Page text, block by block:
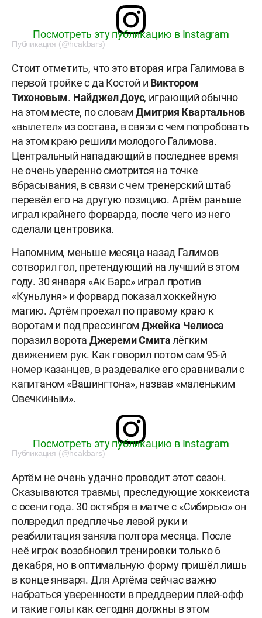
Посмотреть эту публикацию в Instagram
Публикация (@hcakbars)
Стоит отметить, что это вторая игра Галимова в
первой тройке с да Костой и Виктором
Тихоновым. НайджелДоус, играющий обычно
на этом месте, по словамДмитрия Квартальнов
«вылетел» из состава, в связи с чем попробовать
на этом краю решили молодого Галимова.
Центральный нападающий в последнее время
не очень уверенно смотрится на точке
вбрасывания, в связи с чем тренерский штаб
перевёл его на другую позицию. Артём раньше
играл крайнего форварда, после чего из него
сделали центровика.
Напомним, меньше месяца назад Галимов
сотворил гол, претендующий на лучший в этом
году. 30 января «Ак Барс» играл против
«Куньлуня» и форвард показал хоккейную
магию. Артём проехал по правому краю к
воротам и под прессингомДжейка Челиоса
поразил ворота Джереми Смиталёгким
движением рук. Как говорил потом сам 95-й
номер казанцев, в раздевалке его сравнивали с
капитаном «Вашингтона», назвав «маленьким
Овечкиным».
Посмотреть эту публикацию в Instagram
Публикация (@hcakbars)
Артём не очень удачно проводит этот сезон.
Сказываются травмы, преследующие хоккеиста
с осени года. 30 октября в матче с «Сибирью» он
полвредил предплечье левой руки и
реабилитация заняла полтора месяца. После
неё игрок возобновил тренировки только 6
декабря, но в оптимальную форму пришёл лишь
в конце января. Для Артёма сейчас важно
набраться уверенности в преддверии плей-офф
и такие голы как сегодня должны в этом